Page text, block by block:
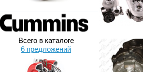
Всего в каталоге
6 предложений